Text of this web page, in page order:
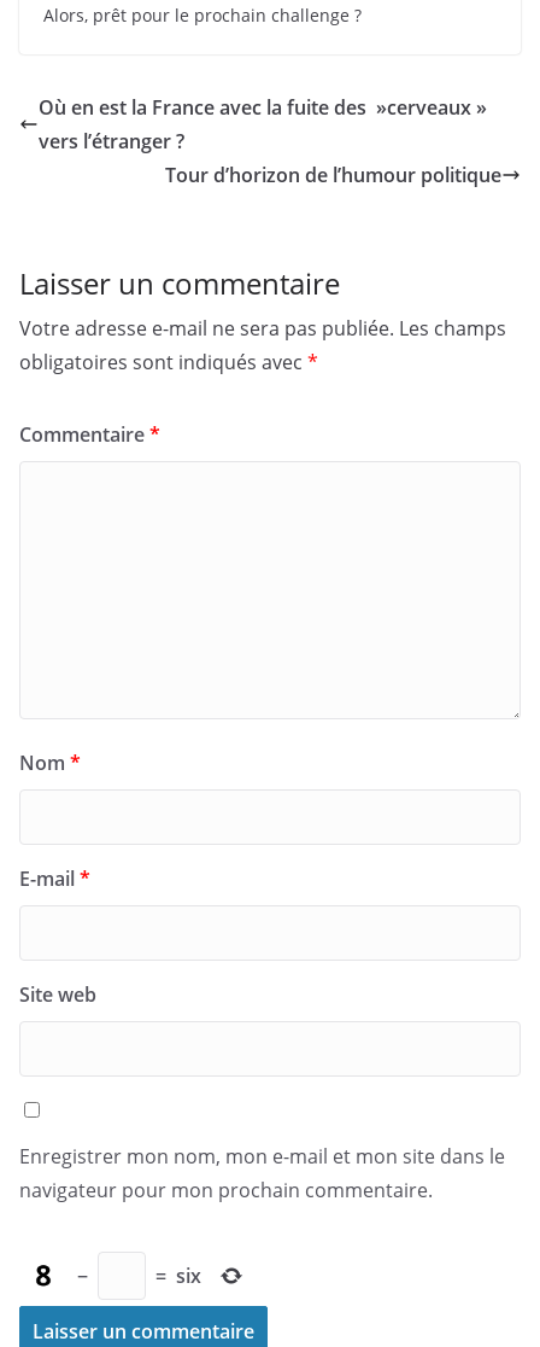
Alors, prêt pour le prochain challenge ?
Où en est la France avec la fuite des »cerveaux »
vers l’étranger ?
Tour d’horizon de l’humour politique
Laisser un commentaire
Votre adresse e-mail ne sera pas publiée. Les champs
obligatoires sont indiqués avec *
Commentaire*
Nom *
E-mail*
Site web
Enregistrer mon nom, mon e-mail et mon site dans le
navigateur pour mon prochain commentaire.
− = six